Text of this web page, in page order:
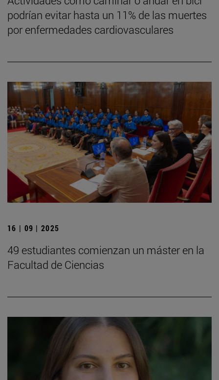
podrían evitar hasta un 11% de las muertes
por enfermedades cardiovasculares
16 | 09 | 2025
49 estudiantes comienzan un máster en la
Facultad de Ciencias